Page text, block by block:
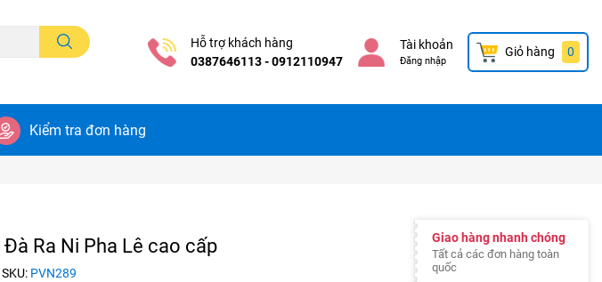
Hỗ trợ khách hàng
0387646113 - 0912110947
Tài khoản
Đăng nhập
Giỏ hàng 0
Kiểm tra đơn hàng
Ra Ni Pha Lê cao cấp
PVN289
Giao hàng nhanh chóng
Tất cả các đơn hàng toàn
quốc